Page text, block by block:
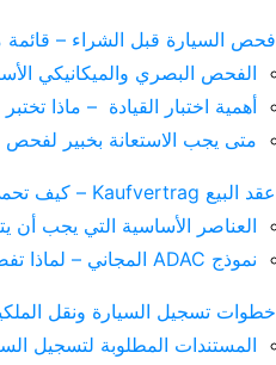
فحص السيارة قبل الشراء – قائمة
الفحص البصري والميكانيكي
أهمية اختبار القيادة – ماذا
متى يجب الاستعانة بخبير لفحص
عقد البيع Kaufvertrag – كيف تحمي حقوقك القانونية؟
العناصر الأساسية التي يجب أن
نموذج ADAC المجاني – لماذا تفضل استخدامه؟
خطوات تسجيل السيارة ونقل
المستندات المطلوبة لتسجيل